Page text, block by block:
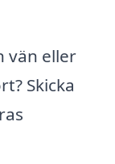
vän eller
Skicka